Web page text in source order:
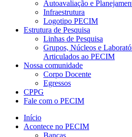
Autoavaliação e
Infraestrutura
Logotipo PECIM
Estrutura de Pesquisa
Linhas de Pesquisa
Grupos, Núcleos e
Articulados ao PECIM
Nossa comunidade
Corpo Docente
Egressos
CPPG
Fale com o PECIM
Início
Acontece no PECIM
Bancas